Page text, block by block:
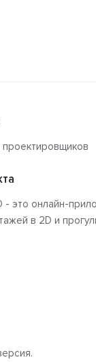
- это онлайн-
в 2D и